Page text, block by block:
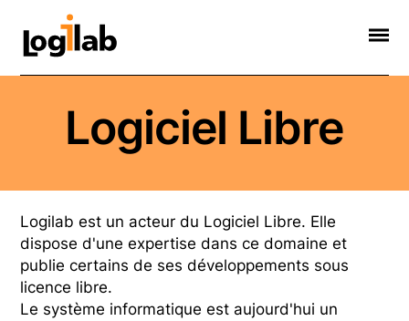
Logiciel Libre
Logilab est un acteur du Logiciel Libre. Elle
dispose d'une expertise dans ce domaine et
publie certains de ses développements sous
licence libre.
Le système informatique est aujourd'hui un